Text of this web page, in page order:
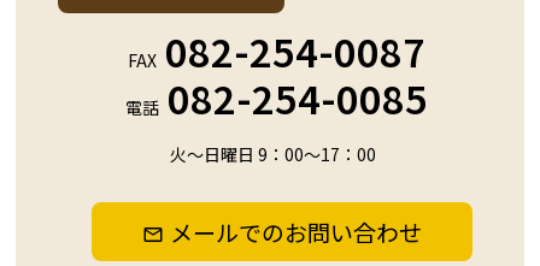
FAX 082-254-0087
電話 082-254-0085
火～日曜日 9：00～17：00
メールでのお問い合わせ